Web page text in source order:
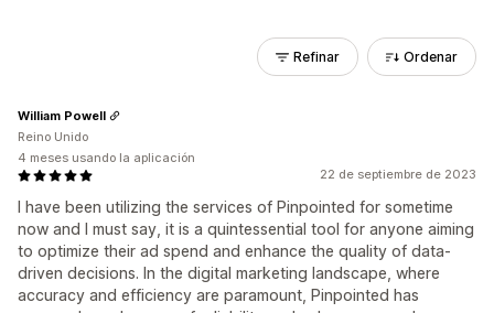
Refinar Ordenar
22 de septiembre de 2023
I have been utilizing the services of Pinpointed for sometime
now and I must say, it is a quintessential tool for anyone aiming
to optimize their ad spend and enhance the quality of data-
driven decisions. In the digital marketing landscape, where
accuracy and efficiency are paramount, Pinpointed has
William Powell
Reino Unido
4 meses usando la aplicación